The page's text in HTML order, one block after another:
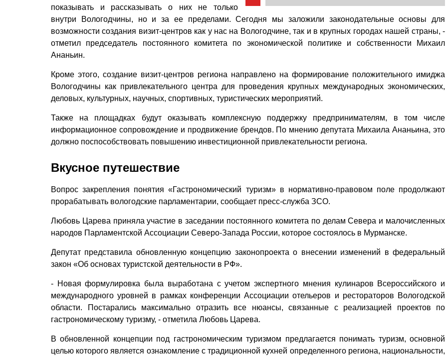
показывать и рассказывать о них не только
внутри Вологодчины, но и за ее пределами. Сегодня мы заложили законодательные основы для
возможности создания визит-центров как у нас на Вологодчине, так и в крупных городах нашей страны, -
отметил председатель постоянного комитета по экономической политике и собственности Михаил
Ананьин.
Кроме этого, создание визит-центров региона направлено на формирование положительного имиджа
Вологодчины как привлекательного центра для проведения крупных международных экономических,
деловых, культурных, научных, спортивных, туристических мероприятий.
Также на площадках будут оказывать комплексную поддержку предпринимателям, в том числе
информационное сопровождение и продвижение брендов. По мнению депутата Михаила Ананьина, это
должно поспособствовать повышению инвестиционной привлекательности региона.
Вкусное путешествие
Вопрос закрепления понятия «Гастрономический туризм» в нормативно-правовом поле продолжают
прорабатывать вологодские парламентарии, сообщает пресс-служба ЗСО.
Любовь Царева приняла участие в заседании постоянного комитета по делам Севера и малочисленных
народов Парламентской Ассоциации Северо-Запада России, которое состоялось в Мурманске.
Депутат представила обновленную концепцию законопроекта о внесении изменений в федеральный
закон «Об основах туристской деятельности в РФ».
- Новая формулировка была выработана с учетом экспертного мнения кулинаров Всероссийского и
международного уровней в рамках конференции Ассоциации отельеров и рестораторов Вологодской
области. Постарались максимально отразить все нюансы, связанные с реализацией проектов по
гастрономическому туризму, - отметила Любовь Царева.
В обновленной концепции под гастрономическим туризмом предлагается понимать туризм, основной
целью которого является ознакомление с традиционной кухней определенного региона, национальности,
Кузьминская
главный
редактор
Уважаемые посетители сайта!
Мы рады приветствовать вас
Север», который, уверены,
придется вам по душе, и вы
обязательно добавите его в